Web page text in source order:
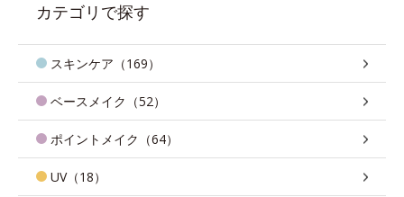
カテゴリで探す
スキンケア（169）
ベースメイク（52）
ポイントメイク（64）
UV（18）